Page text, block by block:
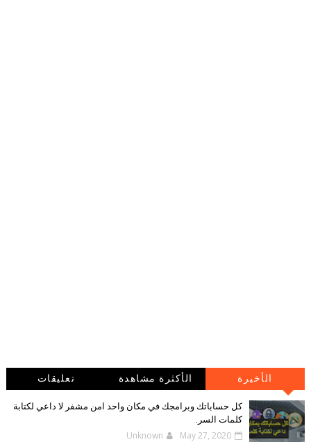
الأخيرة الأكثرة مشاهدة تعليقات
كل حساباتك وبرامجك في مكان واحد امن مشفر لا داعي لكتابة
كلمات السر.
Unknown May 27, 2020